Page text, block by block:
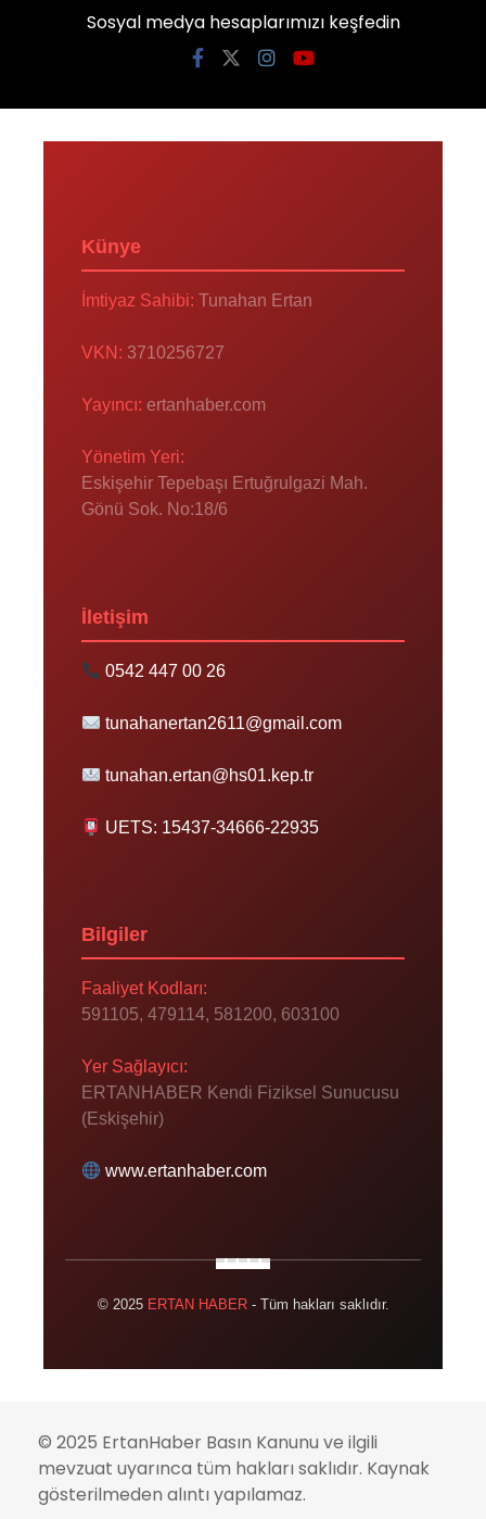
Sosyal medya hesaplarımızı keşfedin
Künye
İmtiyaz Sahibi: Tunahan Ertan
VKN: 3710256727
Yayıncı: ertanhaber.com
Yönetim Yeri:
Eskişehir Tepebaşı Ertuğrulgazi Mah.
Gönü Sok. No:18/6
İletişim
0542 447 00 26
tunahanertan2611@gmail.com
tunahan.ertan@hs01.kep.tr
UETS: 15437-34666-22935
Bilgiler
Faaliyet Kodları:
591105, 479114, 581200, 603100
Yer Sağlayıcı:
ERTANHABER Kendi Fiziksel Sunucusu
(Eskişehir)
www.ertanhaber.com
© 2025 ERTAN HABER- Tüm hakları saklıdır.
© 2025 ErtanHaber Basın Kanunu ve ilgili
mevzuat uyarınca tüm hakları saklıdır. Kaynak
gösterilmeden alıntı yapılamaz.